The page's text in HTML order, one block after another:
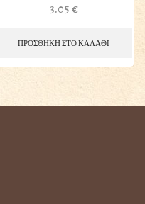
3.05€
ΠΡΟΣΘΗΚΗ ΣΤΟ ΚΑΛΑΘΙ